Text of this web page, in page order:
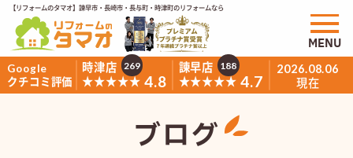
【リフォームのタマオ】諫早市・長崎市・長与町・時津町のリフォームなら
Google
クチコミ評価
時津店
★★★★★ 4.8
269
諫早店
★★★★★ 4.7
188 2026.08.06
現在
MENU
ブログ